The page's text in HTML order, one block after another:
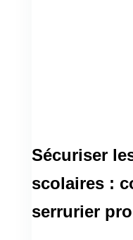
Sécuriser
scolaires :
serrurier